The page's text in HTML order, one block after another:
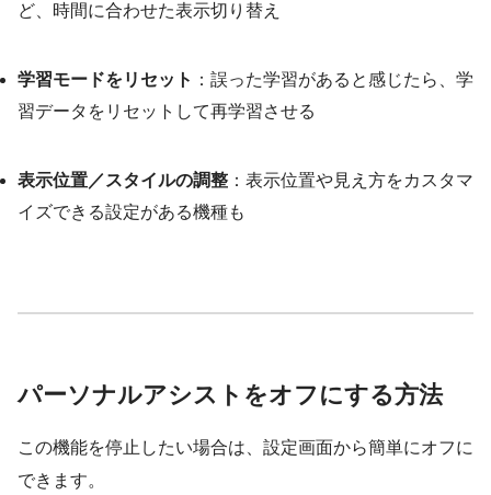
ど、時間に合わせた表示切り替え
学習モードをリセット ：誤った学習があると感じたら、学
習データをリセットして再学習させる
表示位置／スタイルの調整 ：表示位置や見え方をカスタマ
イズできる設定がある機種も
パーソナルアシストをオフにする方法
この機能を停止したい場合は、設定画面から簡単にオフに
できます。